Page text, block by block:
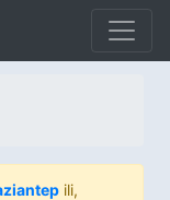
ili,